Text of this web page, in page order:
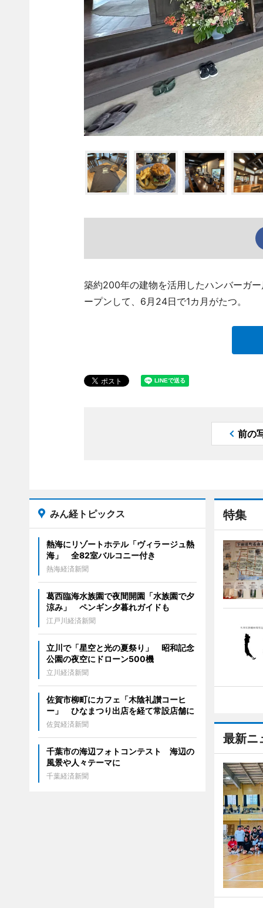
築約200年の建物を活用したハンバーガ
ープンして、6月24日で1カ月がたつ。
前の
特集
最新ニ
みん経トピックス
熱海にリゾートホテル「ヴィラージュ熱
海」 全82室バルコニー付き
熱海経済新聞
葛西臨海水族園で夜間開園「水族園で夕
涼み」 ペンギン夕暮れガイドも
江戸川経済新聞
立川で「星空と光の夏祭り」 昭和記念
公園の夜空にドローン500機
立川経済新聞
佐賀市柳町にカフェ「木陰礼讃コーヒ
ー」 ひなまつり出店を経て常設店舗に
佐賀経済新聞
千葉市の海辺フォトコンテスト 海辺の
風景や人々テーマに
千葉経済新聞